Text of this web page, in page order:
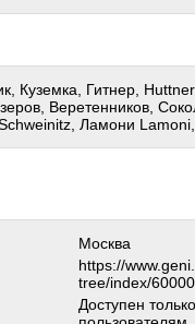
Куземка, Гитнер,
Веретенников,
Ламони
Москва
https://
tree/index/
Доступен